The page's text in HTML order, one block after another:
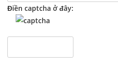
Điền captcha ở đây: